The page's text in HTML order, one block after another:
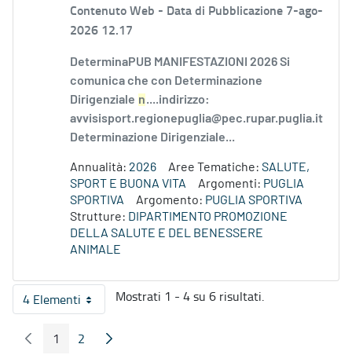
Contenuto Web - Data di Pubblicazione 7-ago-
2026 12.17
DeterminaPUB MANIFESTAZIONI 2026 Si
comunica che con Determinazione
Dirigenziale n....indirizzo:
avvisisport.regionepuglia@pec.rupar.puglia.it
Determinazione Dirigenziale...
Annualità: 2026 Aree Tematiche: SALUTE,
SPORT E BUONA VITA
Argomenti: PUGLIA
SPORTIVA
Argomento: PUGLIA SPORTIVA
Strutture: DIPARTIMENTO PROMOZIONE
DELLA SALUTE E DEL BENESSERE
ANIMALE
4 ElementiPer pagina
Mostrati 1 - 4 su 6 risultati.
Pagina Precedente
Pagina
1 Pagina
2 Pagina Seguente